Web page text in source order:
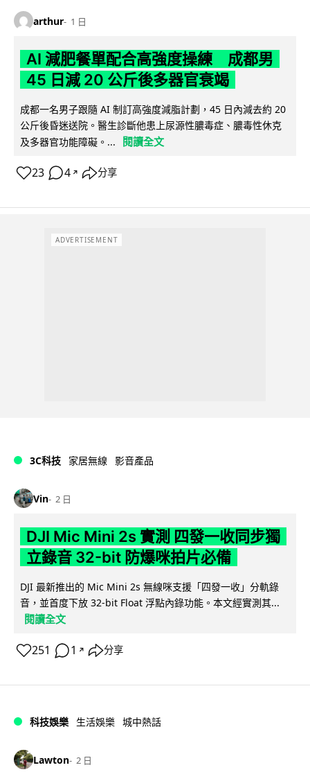
arthur 1 日
AI 減肥餐單配合高強度操練 成都男
45 日減 20 公斤後多器官衰竭
成都一名男子跟隨 AI 制訂高強度減脂計劃，45 日內減去約 20
公斤後昏迷送院。醫生診斷他患上尿源性膿毒症、膿毒性休克
及多器官功能障礙。...
閱讀全文
23 4 ↗ 分享
ADVERTISEMENT
3C科技 家居無線 影音產品
Vin 2 日
DJI Mic Mini 2s 實測 四發一收同步獨
立錄音 32-bit 防爆咪拍片必備
DJI 最新推出的 Mic Mini 2s 無線咪支援「四發一收」分軌錄
音，並首度下放 32-bit Float 浮點內錄功能。本文經實測其...
閱讀全文
251 1 ↗ 分享
科技娛樂 生活娛樂 城中熱話
Lawton 2 日